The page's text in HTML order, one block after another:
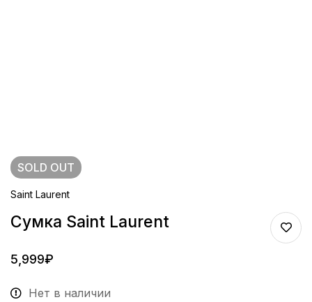
SOLD OUT
Saint Laurent
Сумка Saint Laurent
5,999₽
Нет в наличии